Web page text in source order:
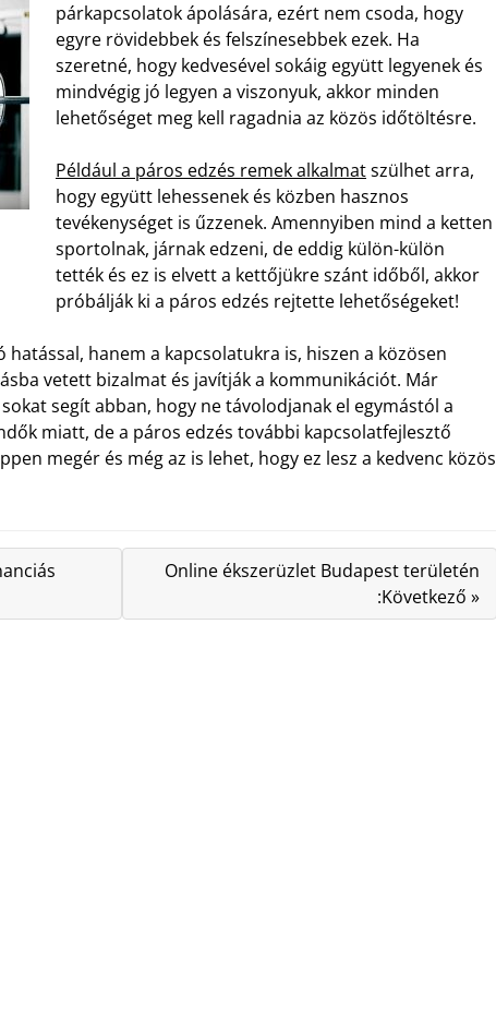
párkapcsolatok ápolására, ezért nem csoda, hogy
egyre rövidebbek és felszínesebbek ezek. Ha
szeretné, hogy kedvesével sokáig együtt legyenek és
mindvégig jó legyen a viszonyuk, akkor minden
lehetőséget meg kell ragadnia az közös időtöltésre.
Például a páros edzés remek alkalmatszülhet arra,
hogy együtt lehessenek és közben hasznos
tevékenységet is űzzenek. Amennyiben mind a ketten
sportolnak, járnak edzeni, de eddig külön-külön
tették és ez is elvett a kettőjükre szánt időből, akkor
próbálják ki a páros edzés rejtette lehetőségeket!
hatással, hanem a kapcsolatukra is, hiszen a közösen
vetett bizalmat és javítják a kommunikációt. Már
segít abban, hogy ne távolodjanak el egymástól a
miatt, de a páros edzés további kapcsolatfejlesztő
megér és még az is lehet, hogy ez lesz a kedvenc közös
Online ékszerüzlet Budapest területén
:Következő »